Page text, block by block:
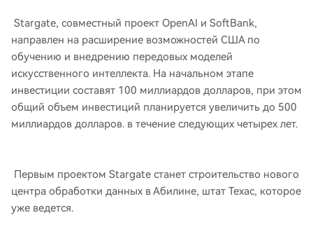
Stargate, совместный проект OpenAI и SoftBank,
направлен на расширение возможностей США по
обучению и внедрению передовых моделей
искусственного интеллекта. На начальном этапе
инвестиции составят 100 миллиардов долларов, при этом
общий объем инвестиций планируется увеличить до 500
миллиардов долларов. в течение следующих четырех лет.
Первым проектом Stargate станет строительство нового
центра обработки данных в Абилине, штат Техас, которое
уже ведется.